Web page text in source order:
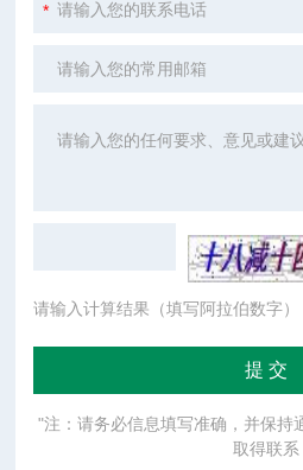
请输入计算结果（填写阿拉伯数字
"注：请务必信息填写准确，并保持
取得联系